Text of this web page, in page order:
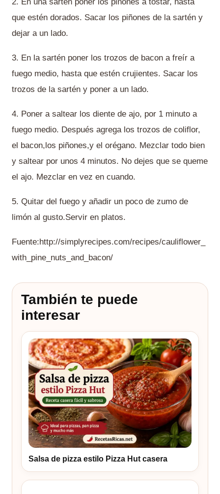
que estén dorados. Sacar los piñones de la sartén y
dejar a un lado.
3. En la sartén poner los trozos de bacon a freír a
fuego medio, hasta que estén crujientes. Sacar los
trozos de la sartén y poner a un lado.
4. Poner a saltear los diente de ajo, por 1 minuto a
fuego medio. Después agrega los trozos de coliflor,
el bacon,los piñones,y el orégano. Mezclar todo bien
y saltear por unos 4 minutos. No dejes que se queme
el ajo. Mezclar en vez en cuando.
5. Quitar del fuego y añadir un poco de zumo de
limón al gusto.Servir en platos.
Fuente:http://simplyrecipes.com/recipes/cauliflower_
with_pine_nuts_and_bacon/
También te puede
interesar
Salsa de pizza estilo Pizza Hut casera